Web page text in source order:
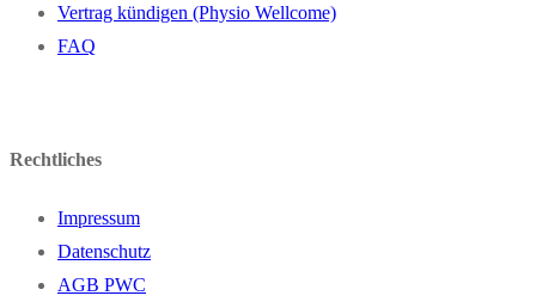
Vertrag kündigen (Physio Wellcome)
FAQ
Rechtliches
Impressum
Datenschutz
AGB PWC